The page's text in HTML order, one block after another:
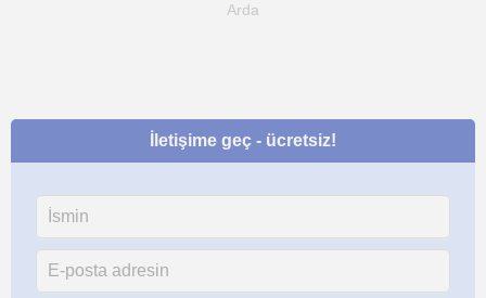
Arda
İletişime geç - ücretsiz!